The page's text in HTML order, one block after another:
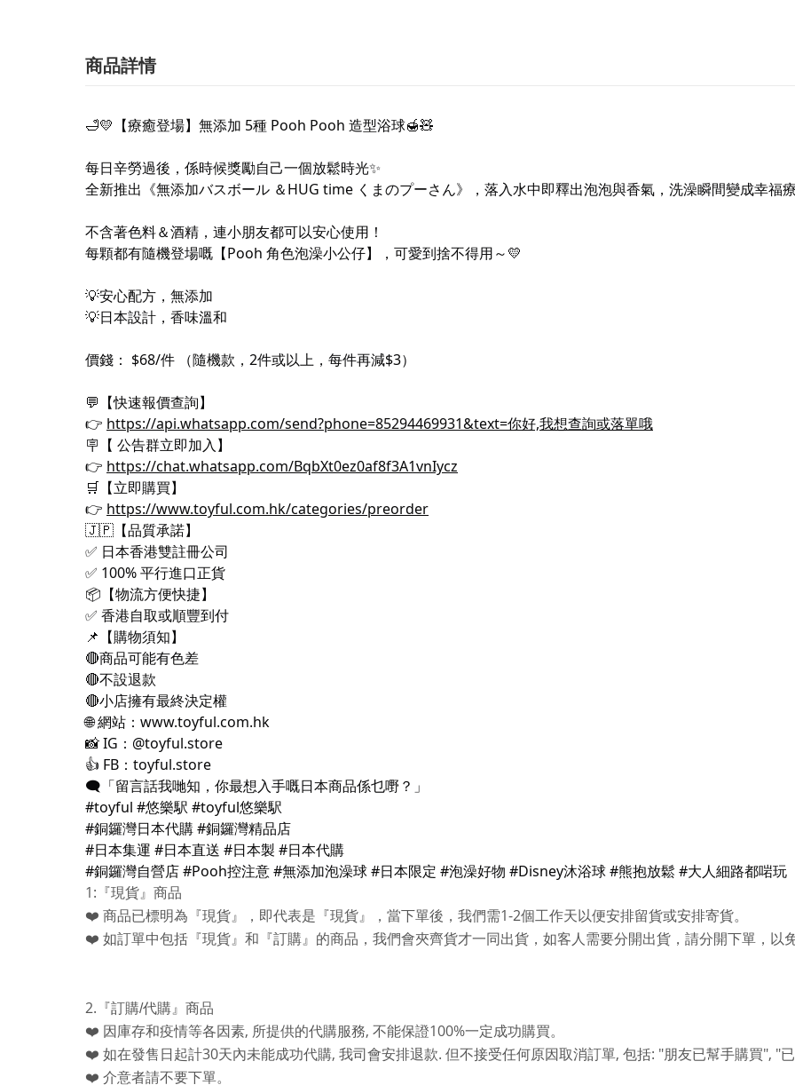
商品詳情
🛁💛 【療癒登場】無添加 5種 Pooh Pooh 造型浴球🍯🧸
每日辛勞過後，係時候獎勵自己一個放鬆時光✨
全新推出《無添加バスボール ＆HUG time くまのプーさん》，落入水中即釋出泡泡與香氣，洗澡瞬間變成幸福
不含著色料＆酒精，連小朋友都可以安心使用！
每顆都有隨機登場嘅【Pooh 角色泡澡小公仔】，可愛到捨不得用～💛
💡安心配方，無添加
💡日本設計，香味溫和
價錢： $68/件 （隨機款，2件或以上，每件再減$3）
💬 【快速報價查詢】
👉 https://api.whatsapp.com/send?phone=85294469931&text=你好,我想查詢或落單哦
🪧 【 公告群立即加入】
👉 https://chat.whatsapp.com/BqbXt0ez0af8f3A1vnIycz
🛒 【立即購買】
👉 https://www.toyful.com.hk/categories/preorder
🇯🇵 【品質承諾】
✅ 日本香港雙註冊公司
✅ 100% 平行進口正貨
📦 【物流方便快捷】
✅ 香港自取或順豐到付
📌 【購物須知】
🔴商品可能有色差
🔴不設退款
🔴小店擁有最終決定權
🌐網站：www.toyful.com.hk
📸IG：@toyful.store
👍 FB：toyful.store
🗨️ 「留言話我哋知，你最想入手嘅日本商品係乜嘢？」
#toyful #悠樂駅 #toyful悠樂駅
#銅鑼灣日本代購 #銅鑼灣精品店
#日本集運 #日本直送 #日本製 #日本代購
#銅鑼灣自營店 #Pooh控注意 #無添加泡澡球 #日本限定 #泡澡好物 #Disney沐浴球 #熊抱放鬆 #大人細路都啱玩
1: 『現貨』商品
❤️ 商品已標明為『現貨』，即代表是『現貨』，當下單後，我們需1-2個工作天以便安排留貨或安排寄貨。
❤️ 如訂單中包括『現貨』和『訂購』的商品，我們會夾齊貨才一同出貨，如客人需要分開出貨，請分開下單，以
2. 『訂購/代購』商品
❤️ 因庫存和疫情等各因素, 所提供的代購服務, 不能保證100%一定成功購買。
❤️ 如在發售日起計30天內未能成功代購, 我司會安排退款. 但不接受任何原因取消訂單, 包括: "朋友已幫手購買", "
❤️ 介意者請不要下單。